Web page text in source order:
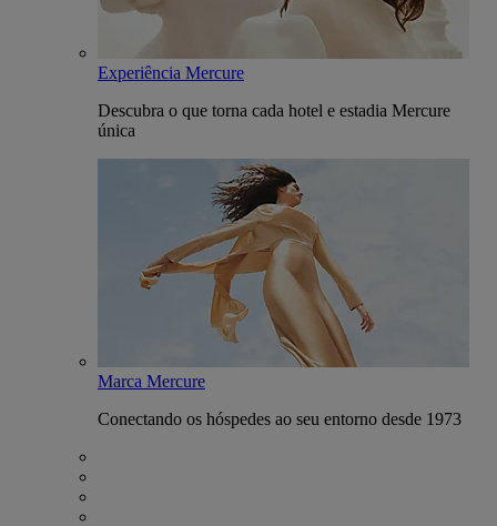
Experiência Mercure
Descubra o que torna cada hotel e estadia Mercure
única
Marca Mercure
Conectando os hóspedes ao seu entorno desde 1973